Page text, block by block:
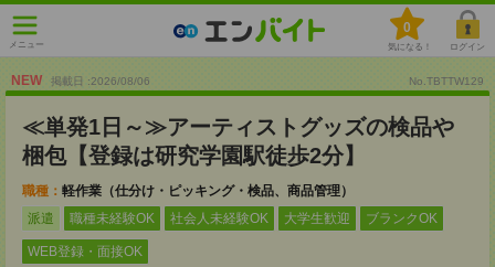
メニュー
0
気になる！ ログイン
NEW 掲載日 :2026/08/06 No.TBTTW129
≪単発1日～≫アーティストグッズの検品や
梱包【登録は研究学園駅徒歩2分】
職種： 軽作業（仕分け・ピッキング・検品、商品管理）
派遣
職種未経験OK 社会人未経験OK 大学生歓迎 ブランクOK
WEB登録・面接OK